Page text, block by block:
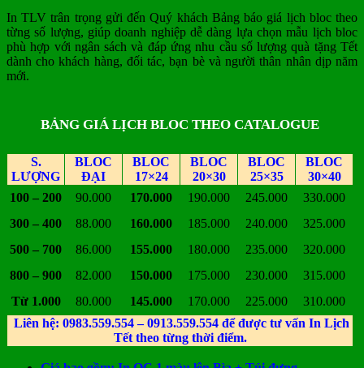
In TLV trân trọng gửi đến Quý khách Bảng báo giá lịch bloc theo
từng số lượng, giúp doanh nghiệp dễ dàng lựa chọn mẫu lịch bloc
phù hợp với ngân sách và đáp ứng nhu cầu số lượng quà tặng Tết
dành cho khách hàng, đối tác, bạn bè và người thân nhân dịp năm
mới.
BẢNG GIÁ LỊCH BLOC THEO CATALOGUE
S.
LƯỢNG
BLOC
ĐẠI
BLOC
17×24
BLOC
20×30
BLOC
25×35
BLOC
30×40
100 – 200
90.000 170.000 190.000 245.000
330.000
300 – 400
88.000 160.000 185.000 240.000
325.000
500 – 700
86.000 155.000 180.000 235.000
320.000
800 – 900
82.000 150.000 175.000 230.000
315.000
Từ 1.000
80.000 145.000 170.000 225.000
310.000
Liên hệ: 0983.559.554 – 0913.559.554 để được tư vấn In Lịch
Tết theo từng thời điểm.